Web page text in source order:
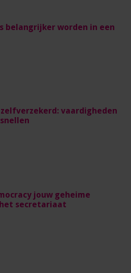
belangrijker worden in een
vaardigheden
jouw geheime
secretariaat